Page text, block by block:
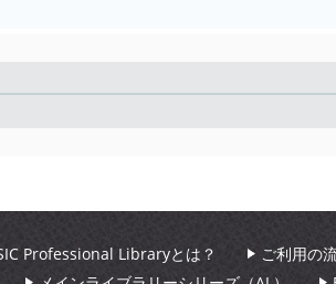
Professional Libraryとは？ ご利用の